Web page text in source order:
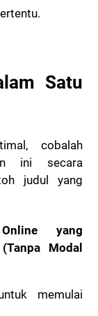
Satu
cobalah
ini secara
judul yang
yang
Modal
memulai